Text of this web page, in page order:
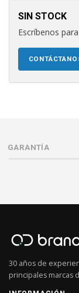
SIN STOCK
Escríbenos
GARANTÍA
30 años de
principales marcas